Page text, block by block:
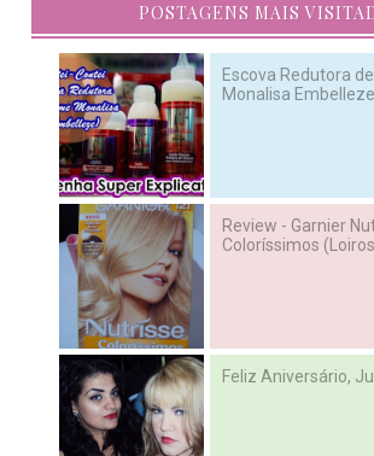
POSTAGENS MAIS
Escova Redutora
Monalisa
Review - Garnier
Coloríssimos
Feliz Aniversário,